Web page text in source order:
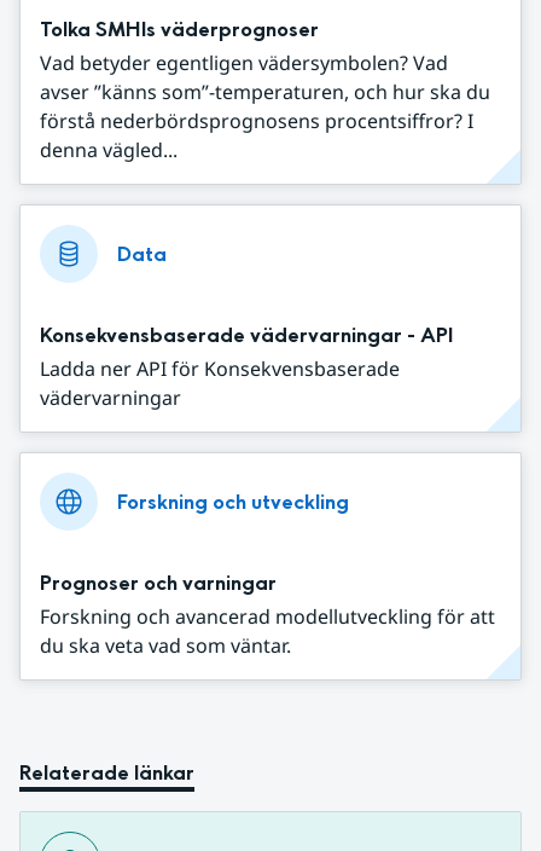
Tolka SMHIs väderprognoser
Vad betyder egentligen vädersymbolen? Vad
avser ”känns som”-temperaturen, och hur ska du
förstå nederbördsprognosens procentsiffror? I
denna vägled...
Data
Konsekvensbaserade vädervarningar - API
Ladda ner API för Konsekvensbaserade
vädervarningar
Forskning och utveckling
Prognoser och varningar
Forskning och avancerad modellutveckling för att
du ska veta vad som väntar.
Relaterade länkar